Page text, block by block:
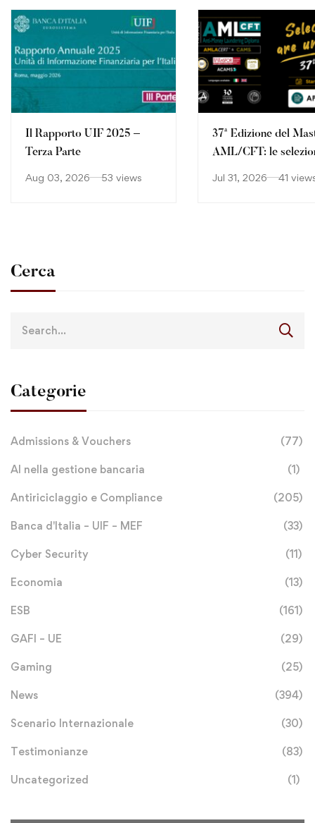
Il Rapporto UIF 2025 –
Terza Parte
Aug 03, 2026 53 views
37ª Edizione del
AML/CFT: le
Jul 31, 2026 41
Cerca
Categorie
Admissions & Vouchers (77)
AI nella gestione bancaria (1)
Antiriciclaggio e Compliance (205)
Banca d'Italia – UIF – MEF (33)
Cyber Security (11)
Economia (13)
ESB (161)
GAFI – UE (29)
Gaming (25)
News (394)
Scenario Internazionale (30)
Testimonianze (83)
Uncategorized (1)